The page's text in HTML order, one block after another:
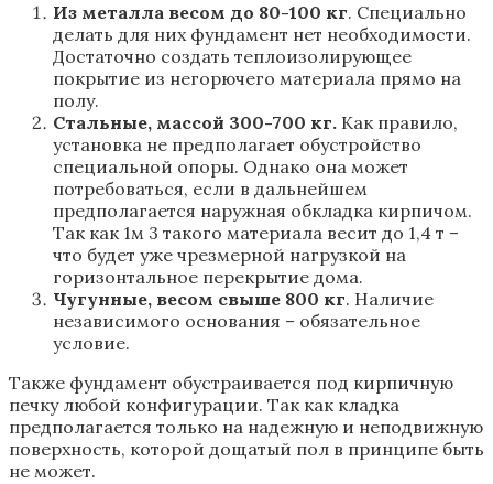
Из металла весом до 80-100 кг. Специально
делать для них фундамент нет необходимости.
Достаточно создать теплоизолирующее
покрытие из негорючего материала прямо на
полу.
Стальные, массой 300-700 кг. Как правило,
установка не предполагает обустройство
специальной опоры. Однако она может
потребоваться, если в дальнейшем
предполагается наружная обкладка кирпичом.
Так как 1м 3 такого материала весит до 1,4 т –
что будет уже чрезмерной нагрузкой на
горизонтальное перекрытие дома.
Чугунные, весом свыше 800 кг. Наличие
независимого основания – обязательное
условие.
Также фундамент обустраивается под кирпичную
печку любой конфигурации. Так как кладка
предполагается только на надежную и неподвижную
поверхность, которой дощатый пол в принципе быть
не может.